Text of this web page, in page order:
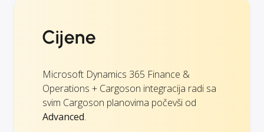
Cijene
Microsoft Dynamics 365 Finance &
Operations + Cargoson integracija radi sa
svim Cargoson planovima počevši od
Advanced.